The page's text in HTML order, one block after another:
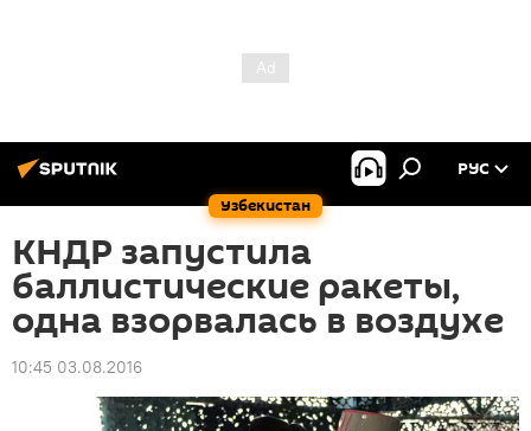
Узбекистан
РУС
КНДР запустила
баллистические ракеты,
одна взорвалась в воздухе
10:45 03.08.2016